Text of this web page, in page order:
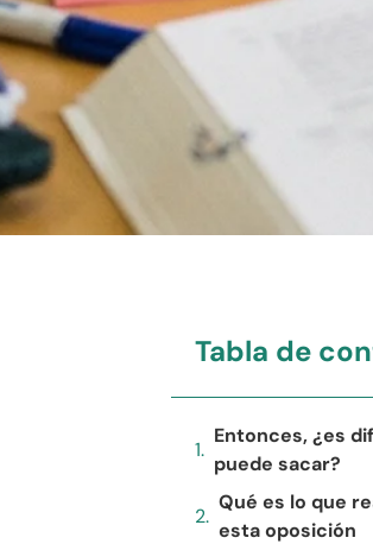
Tabla de
Entonces, ¿es
puede sacar?
Qué es lo que
esta oposición